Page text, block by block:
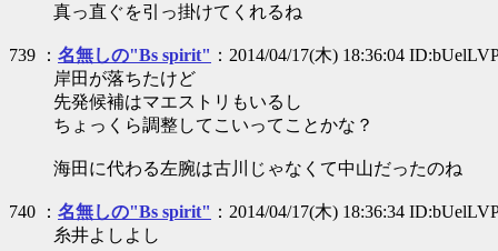
真っ直ぐを引っ掛けてくれるね
739 ： 名無しの"Bs spirit" ：2014/04/17(木) 18:36:04
岸田が落ちたけど
先発候補はマエストリもいるし
ちょっくら調整してこいってことかな？
海田に代わる左腕は古川じゃなくて中山だったのね
740 ： 名無しの"Bs spirit" ：2014/04/17(木) 18:36:34
糸井よしよし